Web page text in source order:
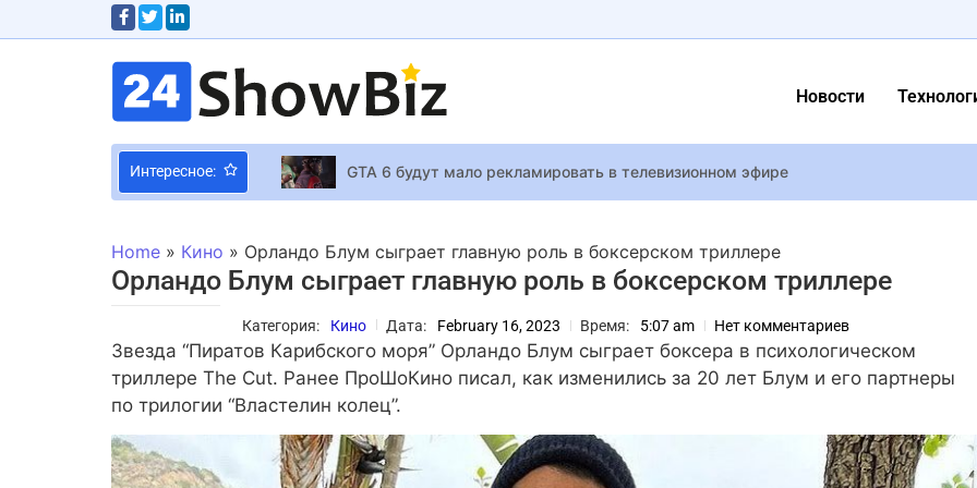
Новости
Интересное:
GTA 6 будут мало рекламировать в телевизионном эфире
Галина Юдашкина обвенчалась с Петром Максаковым
Redmi K Pad 2: компактный флагман с Dimensity 9500 и экраном 165 Гц
Второй сезон Fallout можно считать скрытой адаптацией Fallout 4 с Хэнком
Следующее большое обновление ARC Raiders выйдет в октябре – студия меняет
«Джон Уик 5» с ушедшим из жизни Джоном Уиком раскрыли
Игроки устроят “рейд” на штаб-квартиру EA в знак протеста против возможной
Фединчик прокомментировал помолвку своей бывшей жены Денисенко
Home » Кино » Орландо Блум сыграет главную роль в боксерском триллере
Орландо Блум сыграет главную роль в боксерском триллере
Категория: Кино Дата: February 16, 2023 Время: 5:07 am Нет комментариев
Звезда “Пиратов Карибского моря” Орландо Блум сыграет боксера в психологическом
триллере The Cut. Ранее ПроШоКино писал, как изменились за 20 лет Блум и его партнеры
по трилогии “Властелин колец”.